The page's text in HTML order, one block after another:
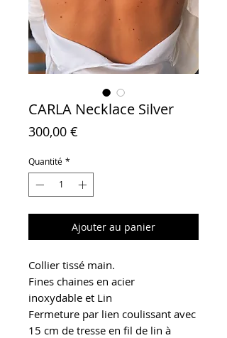
CARLA Necklace Silver
300,00 €
Quantité *
Ajouter au panier
Collier tissé main.
Fines chaines en acier
inoxydable et Lin
Fermeture par lien coulissant avec
15 cm de tresse en fil de lin à